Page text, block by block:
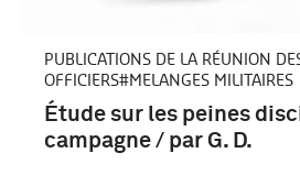
PUBLICATIONS DE LA RÉUNION
OFFICIERS#MELANGES MILITAIRES
Étude sur les peines
campagne / par G. D.